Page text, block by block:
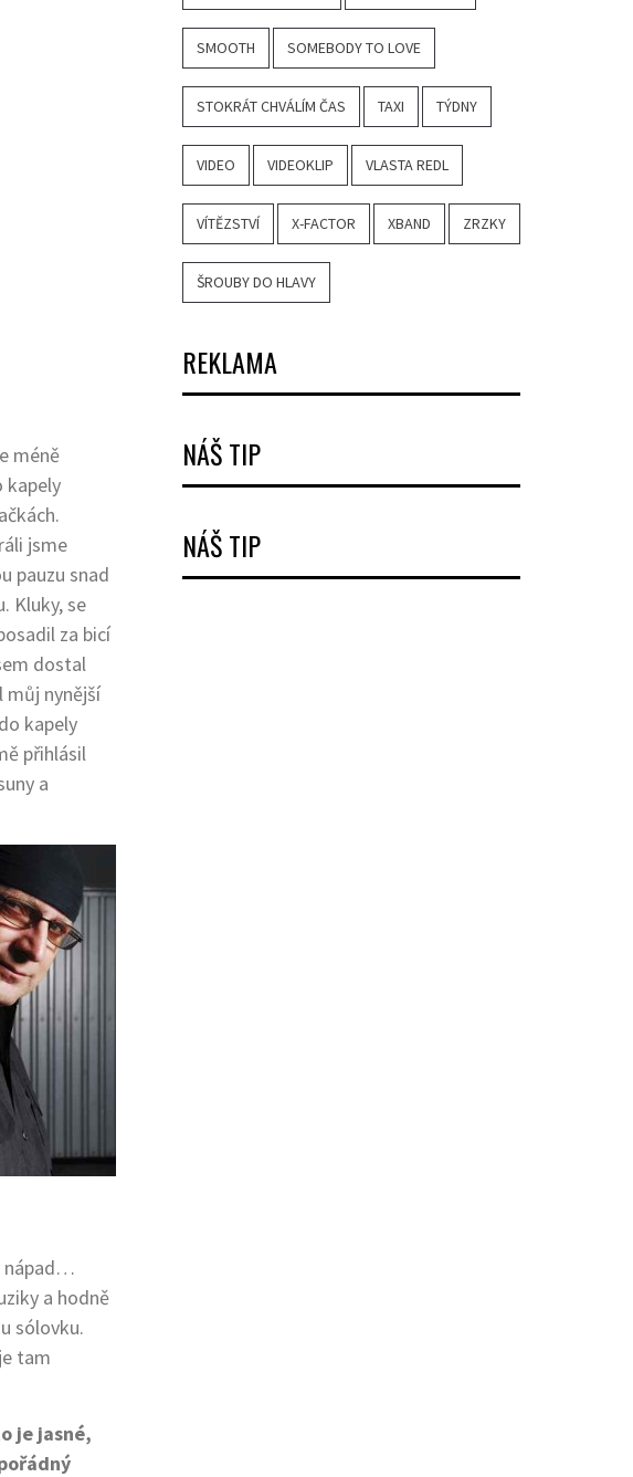
méně
kapely
jsme
pauzu snad
Kluky, se
za bicí
dostal
můj nynější
kapely
přihlásil
a
nápad…
a hodně
sólovku.
tam
je jasné,
SMOOTH SOMEBODY TO LOVE
STOKRÁT CHVÁLÍM ČAS TAXI TÝDNY
VIDEO VIDEOKLIP VLASTA REDL
VÍTĚZSTVÍ X-FACTOR XBAND ZRZKY
ŠROUBY DO HLAVY
REKLAMA
NÁŠ TIP
NÁŠ TIP